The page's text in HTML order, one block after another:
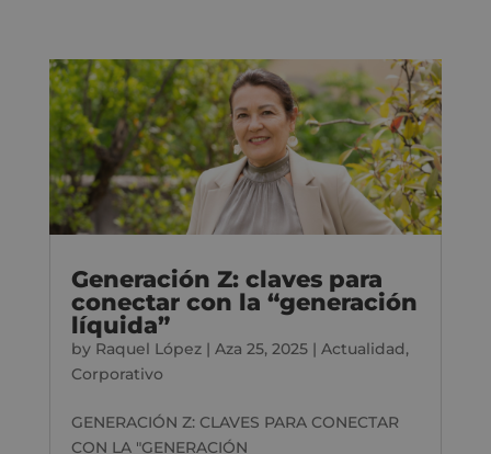
Generación Z: claves para
conectar con la “generación
líquida”
by Raquel López| Aza 25, 2025| Actualidad,
Corporativo
GENERACIÓN Z: CLAVES PARA CONECTAR
CON LA "GENERACIÓN